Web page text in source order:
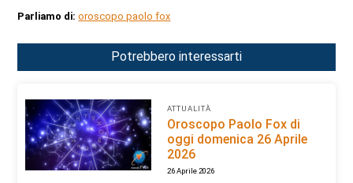
Parliamo di:oroscopo paolo fox
Potrebbero interessarti
ATTUALITÀ
Oroscopo Paolo Fox di
oggi domenica 26 Aprile
2026
26 Aprile 2026